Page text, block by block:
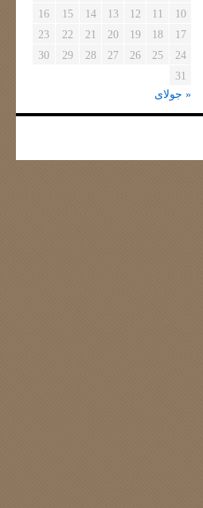
10
11
12
13
14
15
16
17
18
19
20
21
22
23
24
25
26
27
28
29
30
31
« جولای